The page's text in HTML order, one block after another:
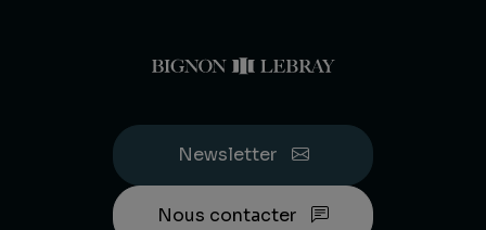
Newsletter
Nous contacter